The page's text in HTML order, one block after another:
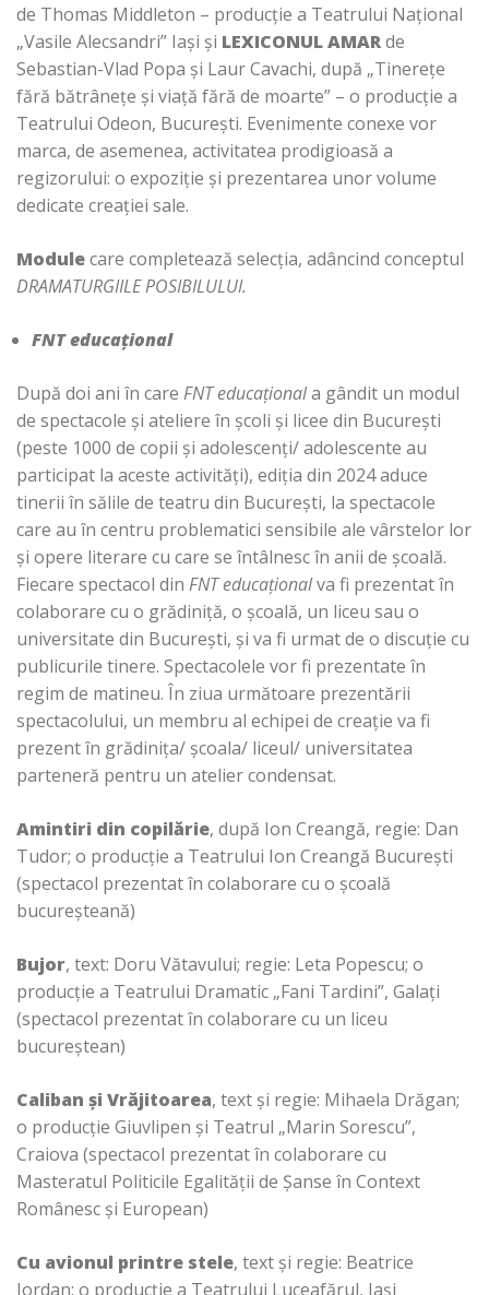
de Thomas Middleton – producție a Teatrului Național
„Vasile Alecsandri” Iași și LEXICONUL AMARde
Sebastian-Vlad Popa și Laur Cavachi, după „Tinerețe
fără bătrânețe și viață fără de moarte” – o producție a
Teatrului Odeon, București. Evenimente conexe vor
marca, de asemenea, activitatea prodigioasă a
regizorului: o expoziție și prezentarea unor volume
dedicate creației sale.
Modulecare completează selecția, adâncind conceptul
DRAMATURGIILE POSIBILULUI.
FNT educațional
După doi ani în care FNT educaționala gândit un modul
de spectacole și ateliere în școli și licee din București
(peste 1000 de copii și adolescenți/ adolescente au
participat la aceste activități), ediția din 2024 aduce
tinerii în sălile de teatru din București, la spectacole
care au în centru problematici sensibile ale vârstelor lor
și opere literare cu care se întâlnesc în anii de școală.
Fiecare spectacol din FNT educaționalva fi prezentat în
colaborare cu o grădiniță, o școală, un liceu sau o
universitate din București, și va fi urmat de o discuție cu
publicurile tinere. Spectacolele vor fi prezentate în
regim de matineu. În ziua următoare prezentării
spectacolului, un membru al echipei de creație va fi
prezent în grădinița/ școala/ liceul/ universitatea
parteneră pentru un atelier condensat.
Amintiri din copilărie, după Ion Creangă, regie: Dan
Tudor; o producție a Teatrului Ion Creangă București
(spectacol prezentat în colaborare cu o școală
bucureșteană)
Bujor, text: Doru Vătavului; regie: Leta Popescu; o
producție a Teatrului Dramatic „Fani Tardini”, Galați
(spectacol prezentat în colaborare cu un liceu
bucureștean)
Caliban și Vrăjitoarea, text și regie: Mihaela Drăgan;
o producție Giuvlipen și Teatrul „Marin Sorescu”,
Craiova (spectacol prezentat în colaborare cu
Masteratul Politicile Egalității de Șanse în Context
Românesc și European)
Cu avionul printre stele, text și regie: Beatrice
Iordan; o producție a Teatrului Luceafărul, Iași